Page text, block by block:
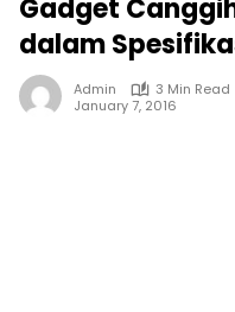
Gadget
dalam
Admin
3 Min Read
January 7, 2016